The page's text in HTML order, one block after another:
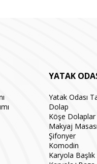
YATAK
Yatak Odası
Dolap
Köşe Dolaplar
Makyaj
Şifonyer
Komodin
Karyola Başlık